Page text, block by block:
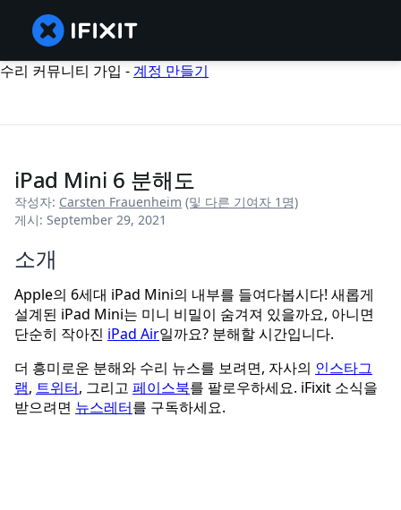
수리 커뮤니티 가입 -계정 만들기
iPad Mini 6 분해도
작성자: Carsten Frauenheim (및 다른 기여자 1명)
게시: September 29, 2021
소개
Apple의 6세대 iPad Mini의 내부를 들여다봅시다! 새롭게
설계된 iPad Mini는 미니 비밀이 숨겨져 있을까요, 아니면
단순히 작아진 iPad Air일까요? 분해할 시간입니다.
더 흥미로운 분해와 수리 뉴스를 보려면, 자사의 인스타그
램, 트위터, 그리고 페이스북를 팔로우하세요. iFixit 소식을
받으려면 뉴스레터를 구독하세요.